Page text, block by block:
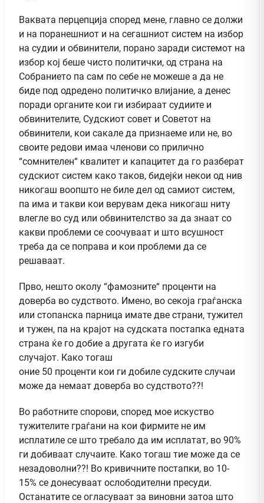
Ваквата перцепција според мене, главно се должи
и на поранешниот и на сегашниот систем на избор
на судии и обвинители, порано заради системот на
избор кој беше чисто политички, од страна на
Собранието па сам по себе не можеше а да не
биде под одредено политичко влијание, а денес
поради органите кои ги избираат судиите и
обвинителите, Судскиот совет и Советот на
обвинители, кои сакале да признаеме или не, во
своите редови имаа членови со прилично
“сомнителен“ квалитет и капацитет да го разберат
судскиот систем како таков, бидејќи некои од нив
никогаш воопшто не биле дел од самиот систем,
па има и такви кои верувам дека никогаш ниту
влегле во суд или обвинителство за да знаат со
какви проблеми се соочуваат и што всушност
треба да се поправа и кои проблеми да се
решаваат.
Прво, нешто околу “фамозните“ проценти на
доверба во судството. Имено, во секоја граѓанска
или стопанска парница имате две страни, тужител
и тужен, па на крајот на судската постапка едната
страна ќе го добие а другата ќе го изгуби
случајот. Како тогаш
оние 50 проценти кои ги добиле судските случаи
може да немаат доверба во судството??!
Во работните спорови, според мое искуство
тужителите граѓани на кои фирмите не им
исплатиле се што требало да им исплатат, во 90%
ги добиваат случаите. Како тогаш тие може да се
незадоволни??! Во кривичните постапки, во 10-
15% се донесуваат ослободителни пресуди.
Останатите се огласуваат за виновни затоа што